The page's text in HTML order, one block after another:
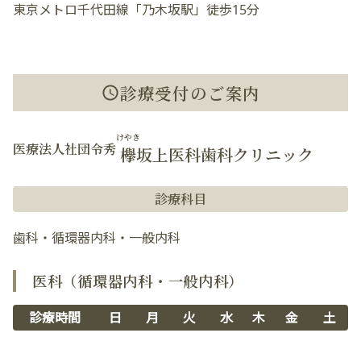
東京メトロ千代田線「乃木坂駅」徒歩15分
診療受付のご案内
医療法人社団令秀 欅
けやき
坂上医科歯科クリニック
診療科目
歯科・循環器内科・一般内科
医科（循環器内科・一般内科）
診療時間 日 月 火 水 木 金
土